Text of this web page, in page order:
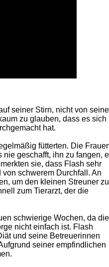
seiner Stirn, nicht von
zu glauben, dass es sich
hat.
fütterten. Die
geschafft, ihn zu fangen,
sie, dass Flash sehr
schwerem Durchfall. An
um den kleinen Streuner zu
zum Tierarzt, der die
schwierige Wochen, da die
nicht einfach ist. Flash
und seine Betreuerinnen
seiner empfindlichen